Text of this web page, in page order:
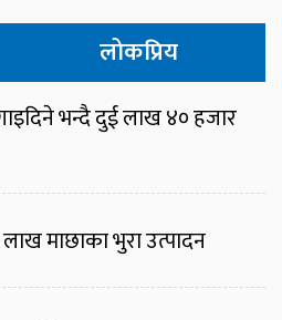
लोकप्रिय
भन्दै दुई लाख ४० हजार
माछाका भुरा उत्पादन